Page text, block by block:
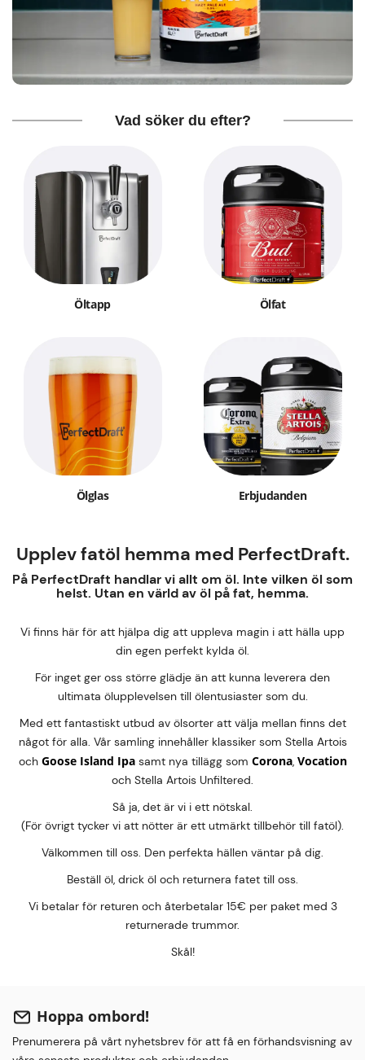
Vad söker du efter?
Öltapp Ölfat
Ölglas Erbjudanden
Upplev fatöl hemma med PerfectDraft.
På PerfectDraft handlar vi allt om öl. Inte vilken öl som
helst. Utan en värld av öl på fat, hemma.
Vi finns här för att hjälpa dig att uppleva magin i att hälla upp
din egen perfekt kylda öl.
För inget ger oss större glädje än att kunna leverera den
ultimata ölupplevelsen till ölentusiaster som du.
Med ett fantastiskt utbud av ölsorter att välja mellan finns det
något för alla. Vår samling innehåller klassiker som Stella Artois
och Goose Island Ipasamt nya tillägg som Corona, Vocation
och Stella Artois Unfiltered.
Så ja, det är vi i ett nötskal.
(För övrigt tycker vi att nötter är ett utmärkt tillbehör till fatöl).
Välkommen till oss. Den perfekta hällen väntar på dig.
Beställ öl, drick öl och returnera fatet till oss.
Vi betalar för returen och återbetalar 15€ per paket med 3
returnerade trummor.
Skål!
Hoppa ombord!
Prenumerera på vårt nyhetsbrev för att få en förhandsvisning av